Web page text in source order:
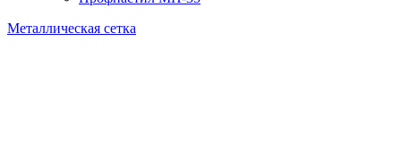
Металлическая сетка